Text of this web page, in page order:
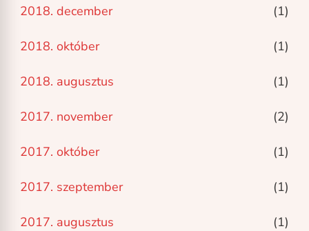
2018. december (1)
2018. október (1)
2018. augusztus (1)
2017. november (2)
2017. október (1)
2017. szeptember (1)
2017. augusztus (1)